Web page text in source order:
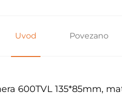
Uvod Povezano
600TVL 135*85mm,